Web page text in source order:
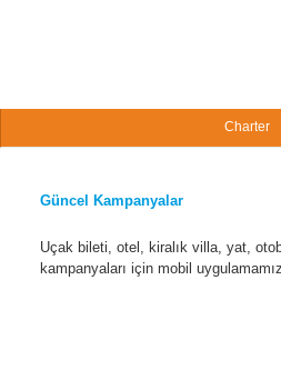
Charter
Güncel Kampanyalar
Uçak bileti, otel, kiralık villa, yat,
kampanyaları için mobil